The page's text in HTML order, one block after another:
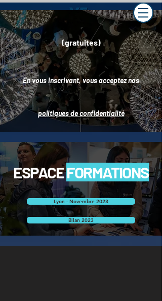
(gratuites)
En vous inscrivant, vous acceptez nos
politiques de confidentialité
ESPACEFORMATIONS
Lyon - Novembre 2023
Bilan 2023